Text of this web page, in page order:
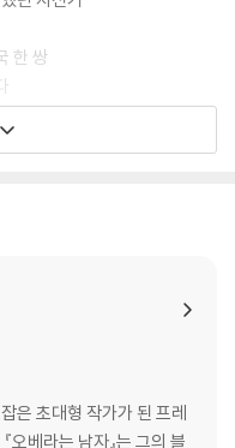
한 쌍
고서는 창문도 못 여는 멀대
고양이
을 연주하는 나라들
은 초대형 작가가 된 프레
오베라는 남자』는 그의 블